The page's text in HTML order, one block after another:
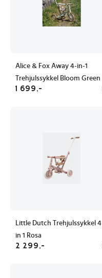
Alice & Fox Away 4-in-1
Trehjulssykkel Bloom Green
1 699,-
Little Dutch Trehjulssykkel 4
in 1 Rosa
2 299,-